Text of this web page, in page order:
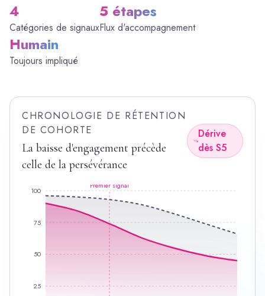
4
Catégories de signaux
5 étapes
Flux d'accompagnement
Humain
Toujours impliqué
CHRONOLOGIE DE RÉTENTION
DE COHORTE
La baisse d'engagement précède
celle de la persévérance
Dérive
dès S5
25
50
75
100
Premier signal